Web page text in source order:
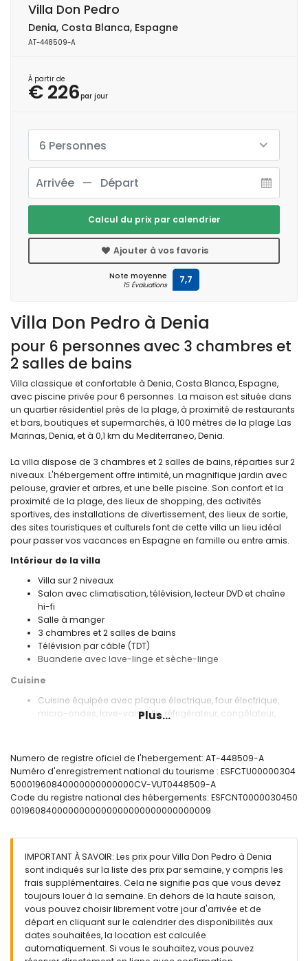
Villa Don Pedro à Denia
pour 6 personnes avec 3 chambres et
2 salles de bains
Villa classique et confortable à Denia, Costa Blanca, Espagne,
avec piscine privée pour 6 personnes. La maison est située dans
un quartier résidentiel près de la plage, à proximité de restaurants
et bars, boutiques et supermarchés, à 100 mètres de la plage Las
Marinas, Denia, et à 0,1 km du Mediterraneo, Denia.
La villa dispose de 3 chambres et 2 salles de bains, réparties sur 2
niveaux. L'hébergement offre intimité, un magnifique jardin avec
pelouse, gravier et arbres, et une belle piscine. Son confort et la
proximité de la plage, des lieux de shopping, des activités
sportives, des installations de divertissement, des lieux de sortie,
des sites touristiques et culturels font de cette villa un lieu idéal
pour passer vos vacances en Espagne en famille ou entre amis.
Intérieur de la villa
Villa sur 2 niveaux
Salon avec climatisation, télévision, lecteur DVD et chaîne
hi-fi
Salle à manger
3 chambres et 2 salles de bains
Télévision par câble (TDT)
Buanderie avec lave-linge et sèche-linge
Cuisine
Cuisine équipée avec plaque électrique, four électrique,
micro-ondes, lave-vaisselle, réfrigérateur, congélateur,
Chambres et salles de bains
Chambre avec climatisation, lit queen size (200 x 160cm) et
salle de bain en suite
2 chambres, chacune avec 2 lits simples (190 x 90cm)
Extérieur de la villa
Terrain clos
Piscine privée en forme de rein mesurant 8m x 4m et 2m de
profondeur
Superbe jardin avec pelouse, gravier, arbres et mobilier de
jardin avec transats
2 terrasses dont 1 couverte
Barbecue
Plus...
Numero de registre oficiel de l'hebergement: AT-448509-A
Numéro d'enregistrement national du tourisme : ESFCTU00000304
50001960840000000000000CV-VUT0448509-A
Code du registre national des hébergements: ESFCNT0000030450
0019608400000000000000000000000000009
IMPORTANT À SAVOIR: Les prix pour Villa Don Pedro à Denia
sont indiqués sur la liste des prix par semaine, y compris les
frais supplémentaires. Cela ne signifie pas que vous devez
toujours louer à la semaine. En dehors de la haute saison,
vous pouvez choisir librement votre jour d'arrivée et de
départ en cliquant sur le calendrier des disponibilités aux
dates souhaitées, la location est calculée
automatiquement. Si vous le souhaitez, vous pouvez
Villa Don Pedro
Denia, Costa Blanca, Espagne
AT-448509-A
À partir de
€ 226par jour
6 Personnes
Calcul du prix par calendrier
Ajouter à vos favoris
Note moyenne
15 Évaluations 7,7